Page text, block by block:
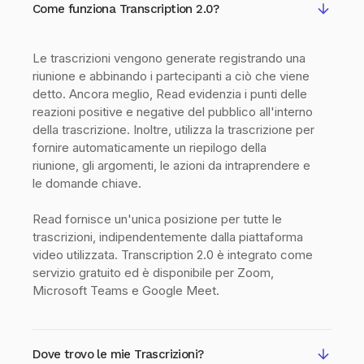
Come funziona Transcription 2.0?
Le trascrizioni vengono generate registrando una
riunione e abbinando i partecipanti a ciò che viene
detto. Ancora meglio, Read evidenzia i punti delle
reazioni positive e negative del pubblico all'interno
della trascrizione. Inoltre, utilizza la trascrizione per
fornire automaticamente un riepilogo della
riunione, gli argomenti, le azioni da intraprendere e
le domande chiave.
Read fornisce un'unica posizione per tutte le
trascrizioni, indipendentemente dalla piattaforma
video utilizzata. Transcription 2.0 è integrato come
servizio gratuito ed è disponibile per Zoom,
Microsoft Teams e Google Meet.
Dove trovo le mie Trascrizioni?